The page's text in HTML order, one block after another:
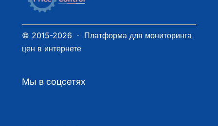
© 2015-2026 · Платформа для мониторинга
цен в интернете
Мы в соцсетях